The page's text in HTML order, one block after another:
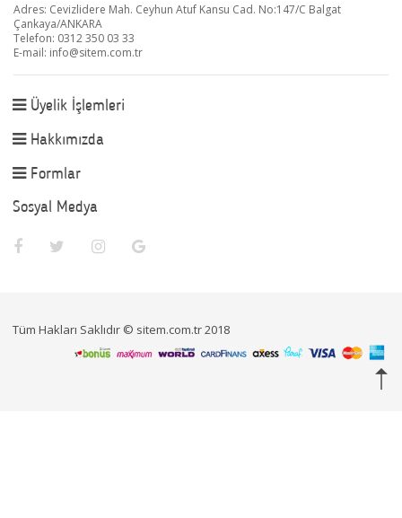
Adres: Cevizlidere Mah. Ceyhun Atuf Kansu Cad. No:147/C Balgat
Çankaya/ANKARA
Telefon: 0312 350 03 33
E-mail: info@sitem.com.tr
Üyelik İşlemleri
Hakkımızda
Formlar
Sosyal Medya
Tüm Hakları Saklıdır © sitem.com.tr 2018